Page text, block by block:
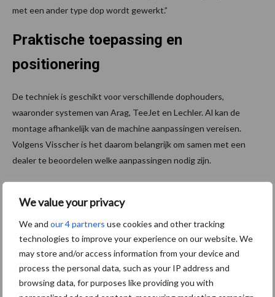
We value your privacy
We and our 4 partners use cookies and other tracking
technologies to improve your experience on our website. We
may store and/or access information from your device and
process the personal data, such as your IP address and
browsing data, for purposes like providing you with
met een ander type dop wordt gewerkt.”
Praktische toepassing en
positionering
De techniek is geschikt voor verschillende dophouders,
waaronder systemen van Arag, TeeJet en Lechler. Al kan de
montage afhankelijk van de machine aanpassingen vereisen.
Volgens Visscher is het daarom belangrijk om samen met een
dealer te beoordelen welke aanpassingen nodig zijn.
De spraybar wordt door Agrifac vooral gezien als een
tussenoplossing. “Het is geen definitieve oplossing voor alle
spuitkwaliteit te verbeteren”, zegt Visscher.
Tekst: Esmee Groot Roessink
Beeld: Agrifac